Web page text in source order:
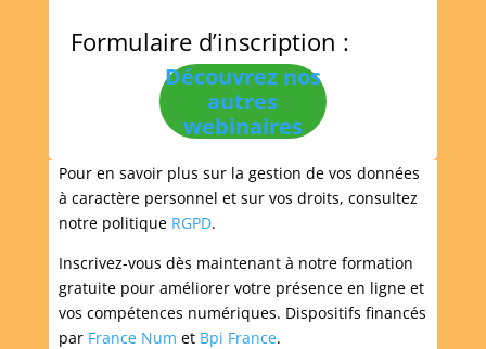
Formulaire d’inscription :
Découvrez nos
autres
webinaires
Pour en savoir plus sur la gestion de vos données
à caractère personnel et sur vos droits, consultez
notre politique RGPD.
Inscrivez-vous dès maintenant à notre formation
gratuite pour améliorer votre présence en ligne et
vos compétences numériques. Dispositifs financés
par France Num et Bpi France.